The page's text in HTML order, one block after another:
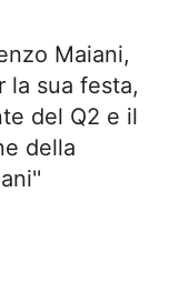
Maiani,
la sua festa,
del Q2 e il
della